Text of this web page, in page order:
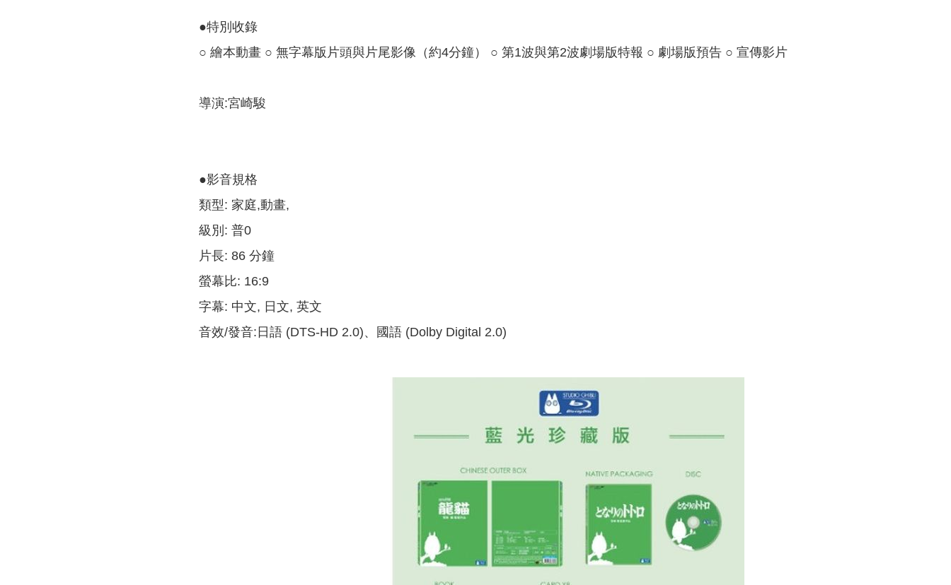
●特別收錄
○ 繪本動畫 ○ 無字幕版片頭與片尾影像（約4分鐘） ○ 第1波與第2波劇場版特報 ○ 劇場版預告 ○ 宣傳影片
導演:宮崎駿
●影音規格
類型: 家庭,動畫,
級別: 普0
片長: 86 分鐘
螢幕比: 16:9
字幕: 中文, 日文, 英文
音效/發音:日語 (DTS-HD 2.0)、國語 (Dolby Digital 2.0)